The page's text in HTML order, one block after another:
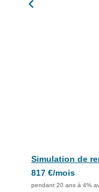
Simulation de
817 €/mois
pendant 20 ans à 4%